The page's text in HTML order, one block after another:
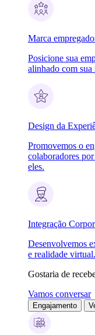
Marca
Posicione sua
alinhado com sua
Design da
Promovemos o
colaboradores
eles.
Integração
Desenvolvemos
e realidade virtual.
Gostaria de
Vamos conversar
Engajamento